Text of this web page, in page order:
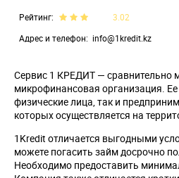
Рейтинг
3.02
Адрес и телефон
info@1kredit.kz
Сервис 1 КРЕДИТ — сравнительно
микрофинансовая организация.
физические лица, так и
которых осуществляется на
1Kredit отличается выгодными
можете погасить займ досрочно
Необходимо предоставить